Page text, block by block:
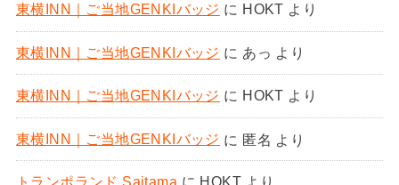
東横INN｜ご当地GENKIバッジ に HOKT より
東横INN｜ご当地GENKIバッジ に あっ より
東横INN｜ご当地GENKIバッジ に HOKT より
東横INN｜ご当地GENKIバッジ に 匿名 より
トランポランド Saitama に HOKT より